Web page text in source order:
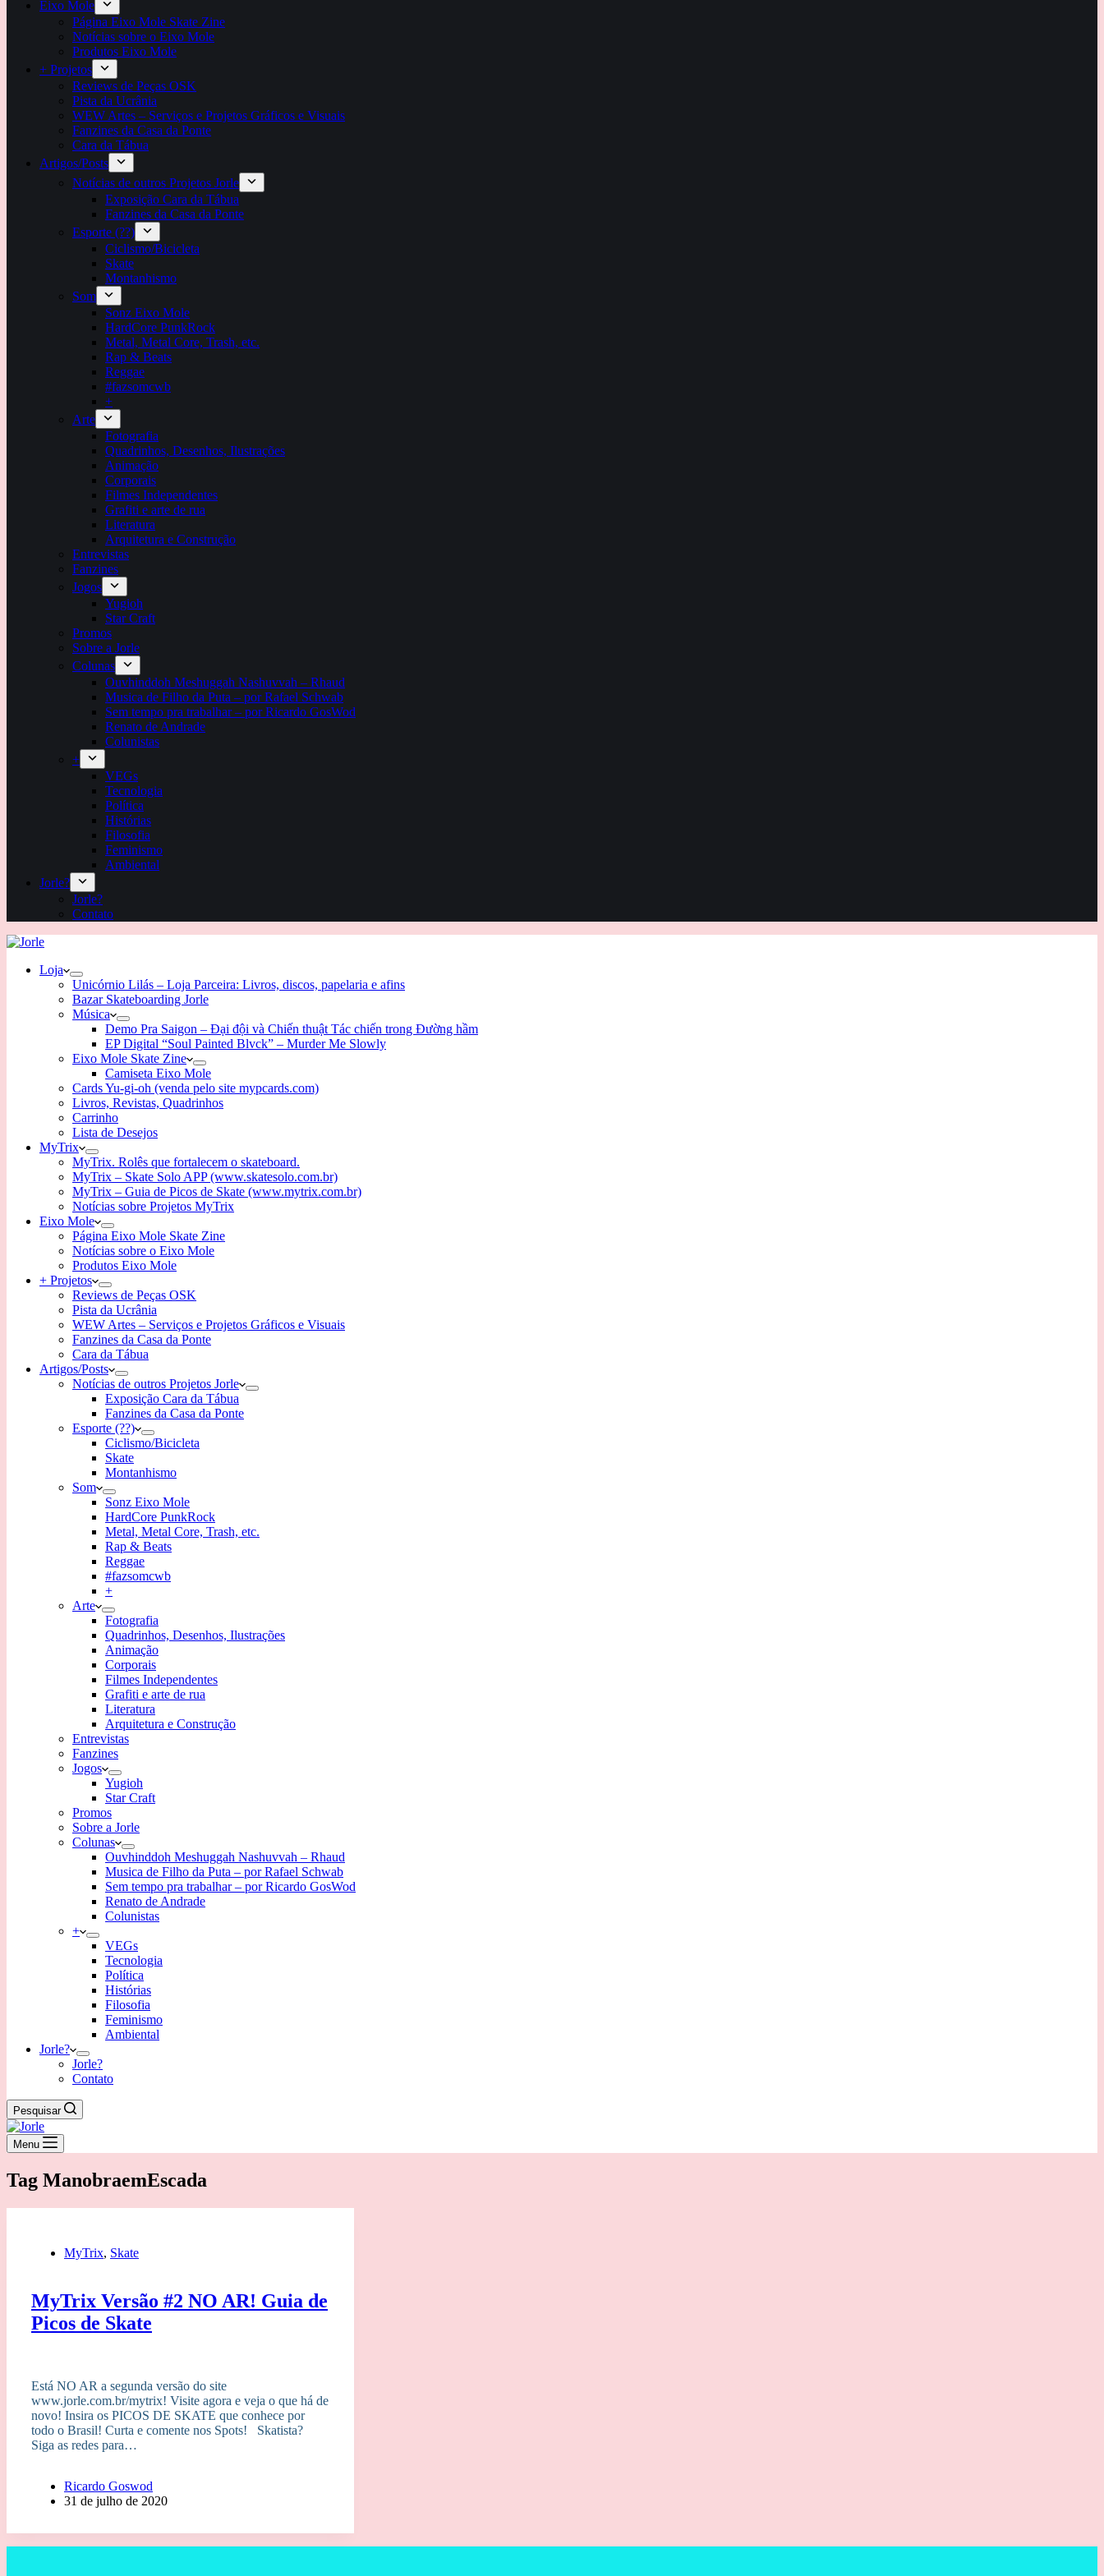
Eixo Mole
Página Eixo Mole Skate Zine
Notícias sobre o Eixo Mole
Produtos Eixo Mole
+ Projetos
Reviews de Peças OSK
Pista da Ucrânia
WEW Artes – Serviços e Projetos Gráficos e Visuais
Fanzines da Casa da Ponte
Cara da Tábua
Artigos/Posts
Notícias de outros Projetos Jorle
Exposição Cara da Tábua
Fanzines da Casa da Ponte
Esporte (??)
Ciclismo/Bicicleta
Skate
Montanhismo
Som
Sonz Eixo Mole
HardCore PunkRock
Metal, Metal Core, Trash, etc.
Rap & Beats
Reggae
#fazsomcwb
+
Arte
Fotografia
Quadrinhos, Desenhos, Ilustrações
Animação
Corporais
Filmes Independentes
Grafiti e arte de rua
Literatura
Arquitetura e Construção
Entrevistas
Fanzines
Jogos
Yugioh
Star Craft
Promos
Sobre a Jorle
Colunas
Ouvhinddoh Meshuggah Nashuvvah – Rhaud
Musica de Filho da Puta – por Rafael Schwab
Sem tempo pra trabalhar – por Ricardo GosWod
Renato de Andrade
Colunistas
+
VEGs
Tecnologia
Política
Histórias
Filosofia
Feminismo
Ambiental
Jorle?
Jorle?
Contato
Loja
Unicórnio Lilás – Loja Parceira: Livros, discos, papelaria e afins
Bazar Skateboarding Jorle
Música
Demo Pra Saigon – Đại đội và Chiến thuật Tác chiến trong Đường hầm
EP Digital “Soul Painted Blvck” – Murder Me Slowly
Eixo Mole Skate Zine
Camiseta Eixo Mole
Cards Yu-gi-oh (venda pelo site mypcards.com)
Livros, Revistas, Quadrinhos
Carrinho
Lista de Desejos
MyTrix
MyTrix. Rolês que fortalecem o skateboard.
MyTrix – Skate Solo APP (www.skatesolo.com.br)
MyTrix – Guia de Picos de Skate (www.mytrix.com.br)
Notícias sobre Projetos MyTrix
Eixo Mole
Página Eixo Mole Skate Zine
Notícias sobre o Eixo Mole
Produtos Eixo Mole
+ Projetos
Reviews de Peças OSK
Pista da Ucrânia
WEW Artes – Serviços e Projetos Gráficos e Visuais
Fanzines da Casa da Ponte
Cara da Tábua
Artigos/Posts
Notícias de outros Projetos Jorle
Exposição Cara da Tábua
Fanzines da Casa da Ponte
Esporte (??)
Ciclismo/Bicicleta
Skate
Montanhismo
Som
Sonz Eixo Mole
HardCore PunkRock
Metal, Metal Core, Trash, etc.
Rap & Beats
Reggae
#fazsomcwb
+
Arte
Fotografia
Quadrinhos, Desenhos, Ilustrações
Animação
Corporais
Filmes Independentes
Grafiti e arte de rua
Literatura
Arquitetura e Construção
Entrevistas
Fanzines
Jogos
Yugioh
Star Craft
Promos
Sobre a Jorle
Colunas
Ouvhinddoh Meshuggah Nashuvvah – Rhaud
Musica de Filho da Puta – por Rafael Schwab
Sem tempo pra trabalhar – por Ricardo GosWod
Renato de Andrade
Colunistas
+
VEGs
Tecnologia
Política
Histórias
Filosofia
Feminismo
Ambiental
Jorle?
Jorle?
Contato
Pesquisar
Menu
Tag ManobraemEscada
MyTrix, Skate
MyTrix Versão #2 NO AR! Guia de
Picos de Skate
Está NO AR a segunda versão do site
www.jorle.com.br/mytrix! Visite agora e veja o que há de
novo! Insira os PICOS DE SKATE que conhece por
todo o Brasil! Curta e comente nos Spots! Skatista?
Siga as redes para…
Ricardo Goswod
31 de julho de 2020